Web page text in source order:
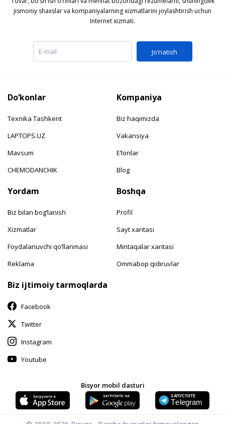
jismoniy shaxslar va kompaniyalarning xizmatlarini joylashtirish uchun
Internet xizmati.
Jo‘natish
Do‘konlar
Texnika Tashkent
LAPTOPS.UZ
Mavsum
CHEMODANCHIK
Kompaniya
Biz haqimizda
Vakansiya
E‘lonlar
Blog
Yordam
Biz bilan bog‘lanish
Xizmatlar
Foydalanuvchi qo‘llanmasi
Reklama
Boshqa
Profil
Sayt xaritasi
Mintaqalar xaritasi
Ommabop qidiruvlar
Biz ijtimoiy tarmoqlarda
Facebook
Twitter
Instagram
Youtube
Bisyor mobil dasturi